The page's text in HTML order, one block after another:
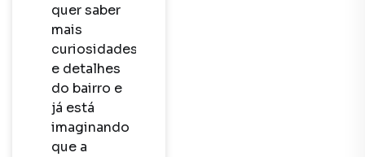
quer saber
mais
curiosidades
e detalhes
do bairro e
já está
imaginando
que a